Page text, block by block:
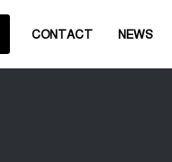
NEWS
CONTACT